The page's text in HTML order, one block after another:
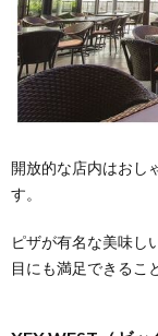
開放的な店内はおし
す。
ピザが有名な美味し
目にも満足できるこ